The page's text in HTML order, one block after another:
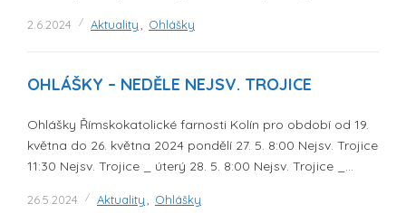
2.6.2024 Aktuality Ohlášky
OHLÁŠKY – NEDĚLE NEJSV. TROJICE
Ohlášky Římskokatolické farnosti Kolín pro období od 19.
května do 26. května 2024 pondělí 27. 5. 8:00 Nejsv. Trojice
11:30 Nejsv. Trojice _ úterý 28. 5. 8:00 Nejsv. Trojice _…
26.5.2024 Aktuality, Ohlášky